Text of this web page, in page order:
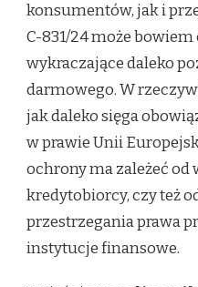
konsumentów, jak i
C-831/24 może
wykraczające daleko
darmowego. W
jak daleko sięga
w prawie Unii
ochrony ma zależeć od
kredytobiorcy, czy też
przestrzegania prawa
instytucje finansowe.